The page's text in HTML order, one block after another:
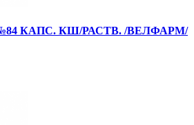
КАПС. КШ/РАСТВ. /ВЕЛФАРМ/